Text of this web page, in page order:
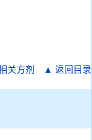
关方剂 ▲ 返回目录